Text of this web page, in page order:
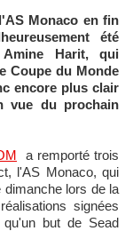
été
Harit, qui
Coupe du Monde
encore plus clair
vue du prochain
a remporté trois
l'AS Monaco, qui
lors de la
signées
but de Sead